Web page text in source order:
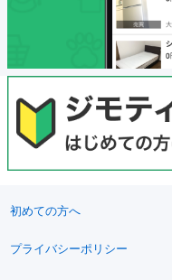
初めての方へ
プライバシーポリシー